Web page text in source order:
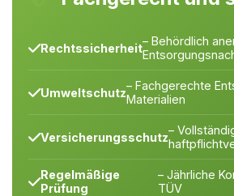
Rechtssicherheit– Behördlich
Umweltschutz– Fachgerechte
Materialien
Versicherungsschutz–
Regelmäßige
Prüfung
– Jährliche
TÜV